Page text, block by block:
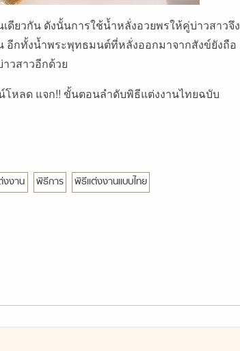
ยวกัน ดังนั้นการใช้น้ำหลั่งอวยพรให้คู่บ่าวสาวจึง
อีกทั้งน้ำพระพุทธมนต์ที่หลั่งออกมาจากสังข์ยังถือ
วสาวอีกด้วย
โหลด แจก!! ขั้นตอนลำดับพิธีแต่งงานไทยฉบับ
งงาน พิธีการ พิธีแต่งงานแบบไทย